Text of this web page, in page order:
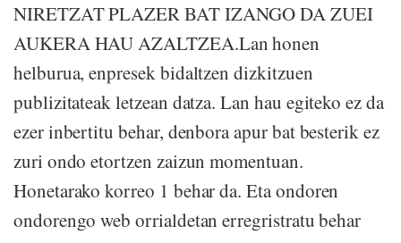
NIRETZAT PLAZER BAT IZANGO DA ZUEI
AUKERA HAU AZALTZEA.Lan honen
helburua, enpresek bidaltzen dizkitzuen
publizitateak letzean datza. Lan hau egiteko ez da
ezer inbertitu behar, denbora apur bat besterik ez
zuri ondo etortzen zaizun momentuan.
Honetarako korreo 1 behar da. Eta ondoren
ondorengo web orrialdetan erregristratu behar